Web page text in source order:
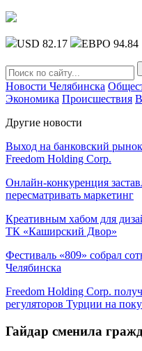
USD 82.17 ЕВРО 94.84
Новости Челябинска
Экономика Происшествия
Другие новости
Выход на банковский
Freedom Holding Corp.
Онлайн-конкуренция
пересматривать маркетинг
Креативным хабом для
ТК «Каширский Двор»
Фестиваль «809» собрал
Челябинска
Freedom Holding Corp.
регуляторов Турции на
Гайдар сменила